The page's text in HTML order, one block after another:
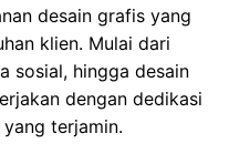
desain grafis yang
klien. Mulai dari
sosial, hingga desain
dengan dedikasi
terjamin.